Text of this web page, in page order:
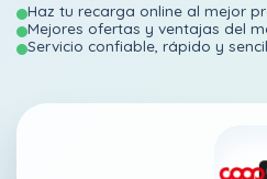
Haz tu recarga online al mejor
Mejores ofertas y ventajas del
Servicio confiable, rápido y